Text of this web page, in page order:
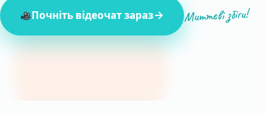
Почніть відеочат зараз Миттєві збіги!
847 незнайомців онлайн зараз